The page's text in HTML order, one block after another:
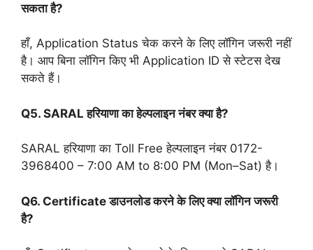
सकता है?
हाँ, Application Status चेक करने के लिए लॉगिन जरूरी नहीं
है। आप बिना लॉगिन किए भी Application ID से स्टेटस देख
सकते हैं।
Q5. SARAL हरियाणा का हेल्पलाइन नंबर क्या है?
SARAL हरियाणा का Toll Free हेल्पलाइन नंबर 0172-
3968400 – 7:00 AM to 8:00 PM (Mon–Sat) है।
Q6. Certificate डाउनलोड करने के लिए क्या लॉगिन जरूरी
है?